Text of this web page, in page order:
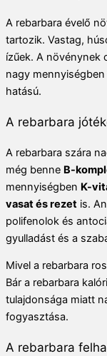
A rebarbara évelő
tartozik. Vastag,
ízűek. A növénynek
nagy
hatású.
A rebarbara
A rebarbara szára
még benne B-
mennyiségben K-
vasat és rezet is.
polifenolok és
gyulladást és a
Mivel a rebarbara
Bár a rebarbara
tulajdonsága miatt
fogyasztása.
A rebarbara